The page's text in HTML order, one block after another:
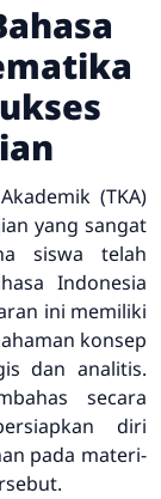
(TKA)
yang sangat
siswa telah
Indonesia
ini memiliki
konsep
dan analitis.
secara
diri
pada materi-